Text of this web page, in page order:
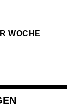
WOCHE (